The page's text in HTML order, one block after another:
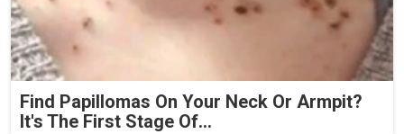
Find Papillomas On Your Neck Or Armpit?
It's The First Stage Of...